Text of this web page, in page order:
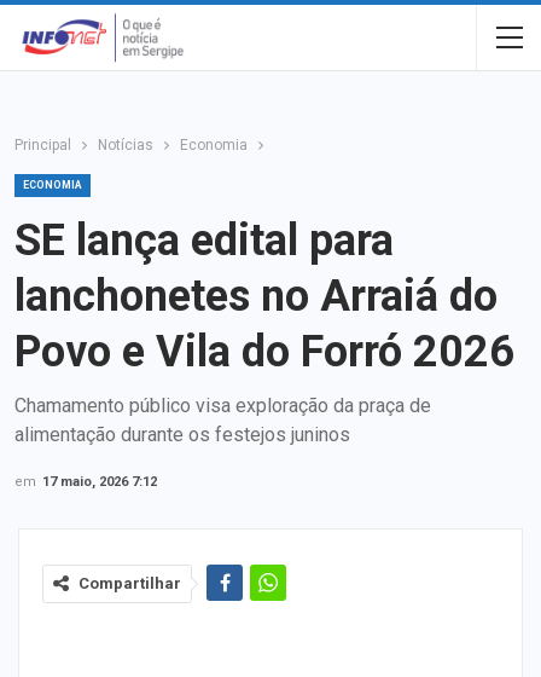
Principal Notícias Economia
ECONOMIA
SE lança edital para
lanchonetes no Arraiá do
Povo e Vila do Forró 2026
Chamamento público visa exploração da praça de
alimentação durante os festejos juninos
em 17 maio, 2026 7:12
Compartilhar